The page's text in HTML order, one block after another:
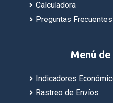
Calculadora
Preguntas Frecuentes
Menú
Indicadores
Rastreo de Envíos